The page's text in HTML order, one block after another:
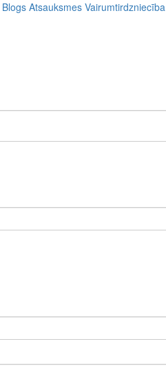
Blogs Atsauksmes Vairumtirdzniecība